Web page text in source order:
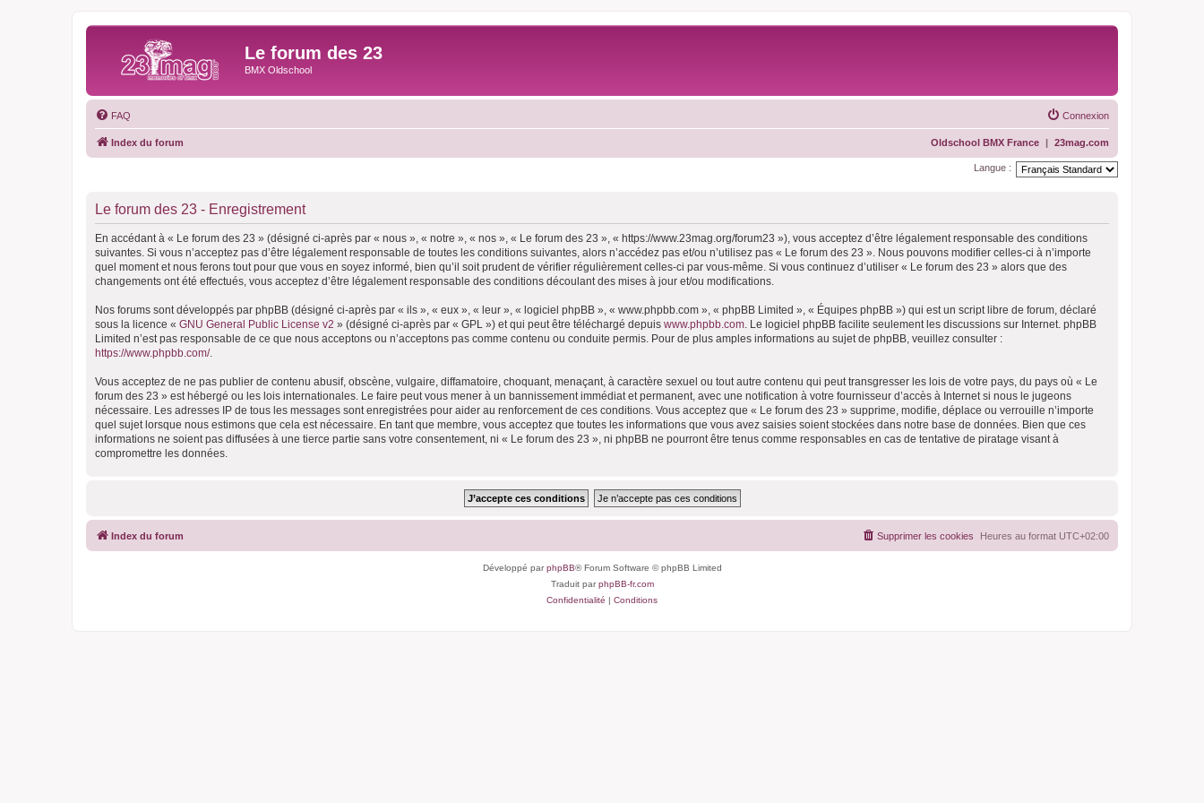
Le forum des 23
BMX Oldschool
FAQ Connexion
Index du forum 23mag.com
|
Oldschool BMX France
Langue :
Le forum des 23 - Enregistrement
En accédant à « Le forum des 23 » (désigné ci-après par « nous », « notre », « nos », « Le forum des 23 », « https://www.23mag.org/forum23 »), vous acceptez d’être légalement responsable des conditions
suivantes. Si vous n’acceptez pas d’être légalement responsable de toutes les conditions suivantes, alors n’accédez pas et/ou n’utilisez pas « Le forum des 23 ». Nous pouvons modifier celles-ci à n’importe
quel moment et nous ferons tout pour que vous en soyez informé, bien qu’il soit prudent de vérifier régulièrement celles-ci par vous-même. Si vous continuez d’utiliser « Le forum des 23 » alors que des
changements ont été effectués, vous acceptez d’être légalement responsable des conditions découlant des mises à jour et/ou modifications.
Nos forums sont développés par phpBB (désigné ci-après par « ils », « eux », « leur », « logiciel phpBB », « www.phpbb.com », « phpBB Limited », « Équipes phpBB ») qui est un script libre de forum, déclaré
sous la licence « GNU General Public License v2 » (désigné ci-après par « GPL ») et qui peut être téléchargé depuis www.phpbb.com. Le logiciel phpBB facilite seulement les discussions sur Internet. phpBB
Limited n’est pas responsable de ce que nous acceptons ou n’acceptons pas comme contenu ou conduite permis. Pour de plus amples informations au sujet de phpBB, veuillez consulter :
https://www.phpbb.com/.
Vous acceptez de ne pas publier de contenu abusif, obscène, vulgaire, diffamatoire, choquant, menaçant, à caractère sexuel ou tout autre contenu qui peut transgresser les lois de votre pays, du pays où « Le
forum des 23 » est hébergé ou les lois internationales. Le faire peut vous mener à un bannissement immédiat et permanent, avec une notification à votre fournisseur d’accès à Internet si nous le jugeons
nécessaire. Les adresses IP de tous les messages sont enregistrées pour aider au renforcement de ces conditions. Vous acceptez que « Le forum des 23 » supprime, modifie, déplace ou verrouille n’importe
quel sujet lorsque nous estimons que cela est nécessaire. En tant que membre, vous acceptez que toutes les informations que vous avez saisies soient stockées dans notre base de données. Bien que ces
informations ne soient pas diffusées à une tierce partie sans votre consentement, ni « Le forum des 23 », ni phpBB ne pourront être tenus comme responsables en cas de tentative de piratage visant à
compromettre les données.
Index du forum Heures au format UTC+02:00
Supprimer les cookies
Développé parphpBB® Forum Software © phpBB Limited
Traduit parphpBB-fr.com
Confidentialité | Conditions